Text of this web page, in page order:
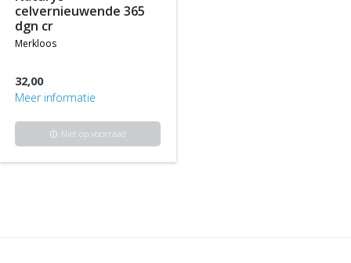
celvernieuwende 365
dgn cr
merkloos
32,00
Meer informatie
info Niet op voorraad